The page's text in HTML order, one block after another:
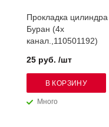
Прокладка цилиндра
Буран (4х
канал.,110501192)
Много
25 руб. /шт
В КОРЗИНУ